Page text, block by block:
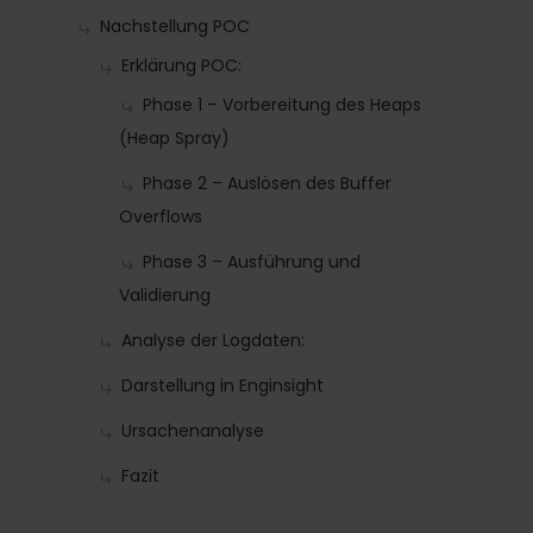
Nachstellung POC
Erklärung POC:
Phase 1 – Vorbereitung des Heaps
(Heap Spray)
Phase 2 – Auslösen des Buffer
Overflows
Phase 3 – Ausführung und
Validierung
Analyse der Logdaten:
Darstellung in Enginsight
Ursachenanalyse
Fazit